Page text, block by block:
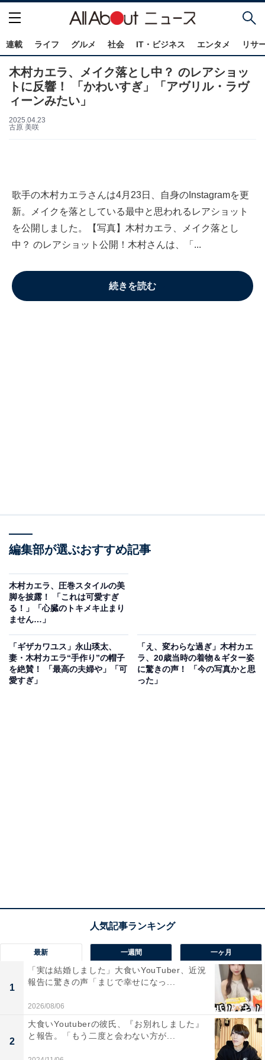
連載 ライフ グルメ 社会 IT・ビジネス エンタメ リサ
木村カエラ、メイク落とし中？ のレアショッ
トに反響！ 「かわいすぎ」「アヴリル・ラヴ
ィーンみたい」
2025.04.23
古原 美咲
歌手の木村カエラさんは4月23日、自身のInstagramを更
新。メイクを落としている最中と思われるレアショット
を公開しました。【写真】木村カエラ、メイク落とし
中？ のレアショット公開！木村さんは、「...
続きを読む
編集部が選ぶおすすめ記事
木村カエラ、圧巻スタイルの美
脚を披露！ 「これは可愛すぎ
る！」「心臓のトキメキ止まり
ません…」
「ギザカワユス」永山瑛太、
妻・木村カエラ“手作り”の帽子
を絶賛！ 「最高の夫婦や」「可
愛すぎ」
「え、変わらな過ぎ」木村カエ
ラ、20歳当時の着物＆ギター姿
に驚きの声！ 「今の写真かと思
った」
最新 一週間 一ヶ月
1
「実は結婚しました」大食いYouTuber、近況
報告に驚きの声「まじで幸せになっ...
2026/08/06
2
大食いYoutuberの彼氏、『お別れしました』
と報告。「もう二度と会わない方が...